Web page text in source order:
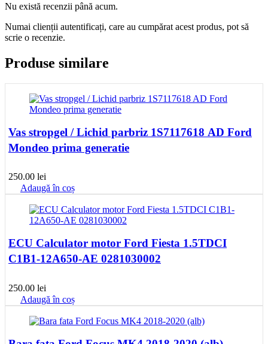
Nu există recenzii până acum.
Numai clienții autentificați, care au cumpărat acest produs, pot să
scrie o recenzie.
Produse similare
Vas stropgel / Lichid parbriz 1S7117618 AD Ford
Mondeo prima generatie
250.00 lei
Adaugă în coș
ECU Calculator motor Ford Fiesta 1.5TDCI
C1B1-12A650-AE 0281030002
250.00 lei
Adaugă în coș